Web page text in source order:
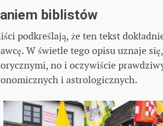
biblistów
podkreślają, że ten tekst
W świetle tego opisu uznaje
no i oczywiście
i astrologicznych.